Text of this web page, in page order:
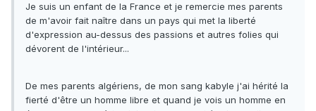
Je suis un enfant de la France et je remercie mes parents
de m'avoir fait naître dans un pays qui met la liberté
d'expression au-dessus des passions et autres folies qui
dévorent de l'intérieur...
De mes parents algériens, de mon sang kabyle j'ai hérité la
fierté d'être un homme libre et quand je vois un homme en